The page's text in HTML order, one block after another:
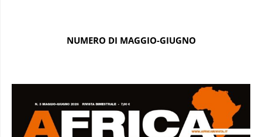
NUMERO DI MAGGIO-GIUGNO